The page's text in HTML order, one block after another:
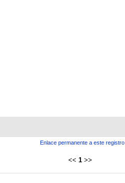
Enlace permanente a este registro
<< 1 >>